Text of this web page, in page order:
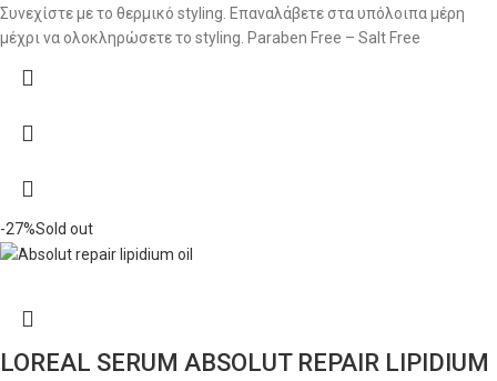
Συνεχίστε με το θερμικό styling. Επαναλάβετε στα υπόλοιπα μέρη
μέχρι να ολοκληρώσετε το styling. Paraben Free – Salt Free
-27%Sold out
LOREAL SERUM ABSOLUT REPAIR LIPIDIUM